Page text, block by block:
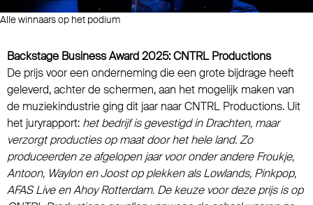
Alle winnaars op het podium
Backstage Business Award 2025: CNTRL Productions
De prijs voor een onderneming die een grote bijdrage heeft
geleverd, achter de schermen, aan het mogelijk maken van
de muziekindustrie ging dit jaar naar CNTRL Productions. Uit
het juryrapport: het bedrijf is gevestigd in Drachten, maar
verzorgt producties op maat door het hele land. Zo
produceerden ze afgelopen jaar voor onder andere Froukje,
Antoon, Waylon en Joost op plekken als Lowlands, Pinkpop,
AFAS Live en Ahoy Rotterdam. De keuze voor deze prijs is op